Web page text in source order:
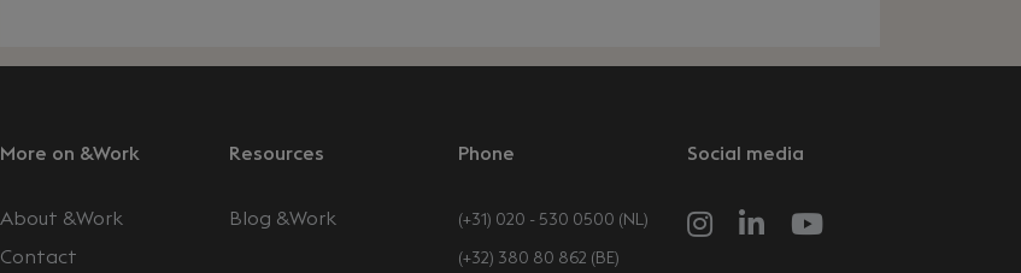
More on &Work
About &Work
Contact
Resources
Blog &Work
Phone
(+31) 020 - 530 0500 (NL)
(+32) 380 80 862 (BE)
Social media